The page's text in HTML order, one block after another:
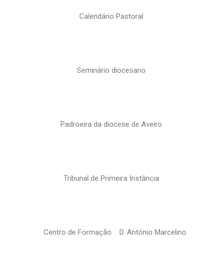
Calendário Pastoral
Seminário diocesano
Padroeira da diocese de Aveiro
Tribunal de Primeira Instância
Centro de Formação D. António Marcelino